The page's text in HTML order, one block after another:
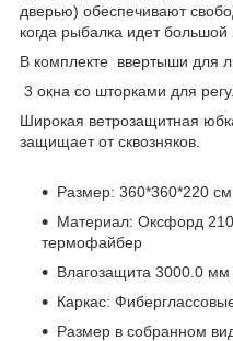
дверью) обеспечивают
когда рыбалка идет большой
В комплекте ввертыши для
3 окна со шторками для
Широкая ветрозащитная
защищает от сквозняков.
Размер: 360*360*220 см
Материал: Оксфорд
термофайбер
Влагозащита 3000.0 мм
Каркас:
Размер в собранном